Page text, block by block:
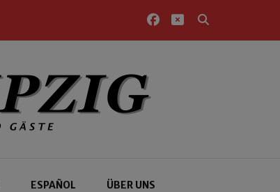
ESPAÑOL ÜBER UNS